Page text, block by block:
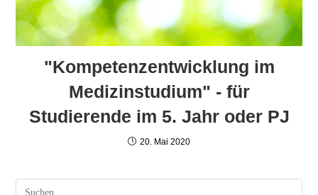
"Kompetenzentwicklung im
Medizinstudium" - für
Studierende im 5. Jahr oder PJ
20. Mai 2020